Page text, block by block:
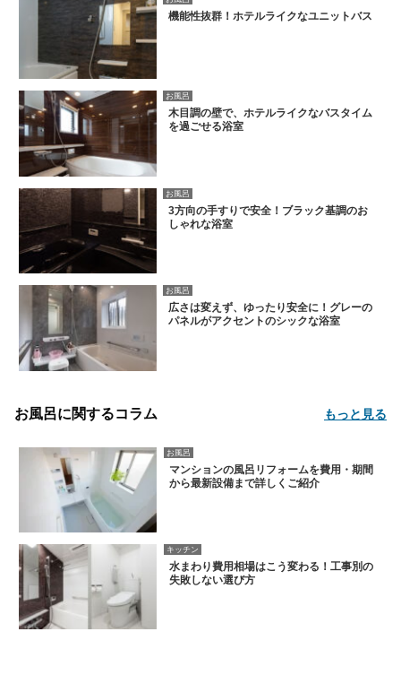
機能性抜群！ホテルライクなユニットバス
お風呂
木目調の壁で、ホテルライクなバスタイム
を過ごせる浴室
お風呂
3方向の手すりで安全！ブラック基調のお
しゃれな浴室
お風呂
広さは変えず、ゆったり安全に！グレーの
パネルがアクセントのシックな浴室
お風呂に関するコラム もっと見る
お風呂
マンションの風呂リフォームを費用・期間
から最新設備まで詳しくご紹介
キッチン
水まわり費用相場はこう変わる！工事別の
失敗しない選び方